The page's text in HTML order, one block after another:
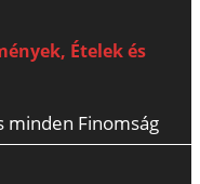
minden Finomság